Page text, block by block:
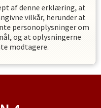
af denne erklæring, at
vilkår, herunder at
personoplysninger om
og at oplysningerne
modtagere.